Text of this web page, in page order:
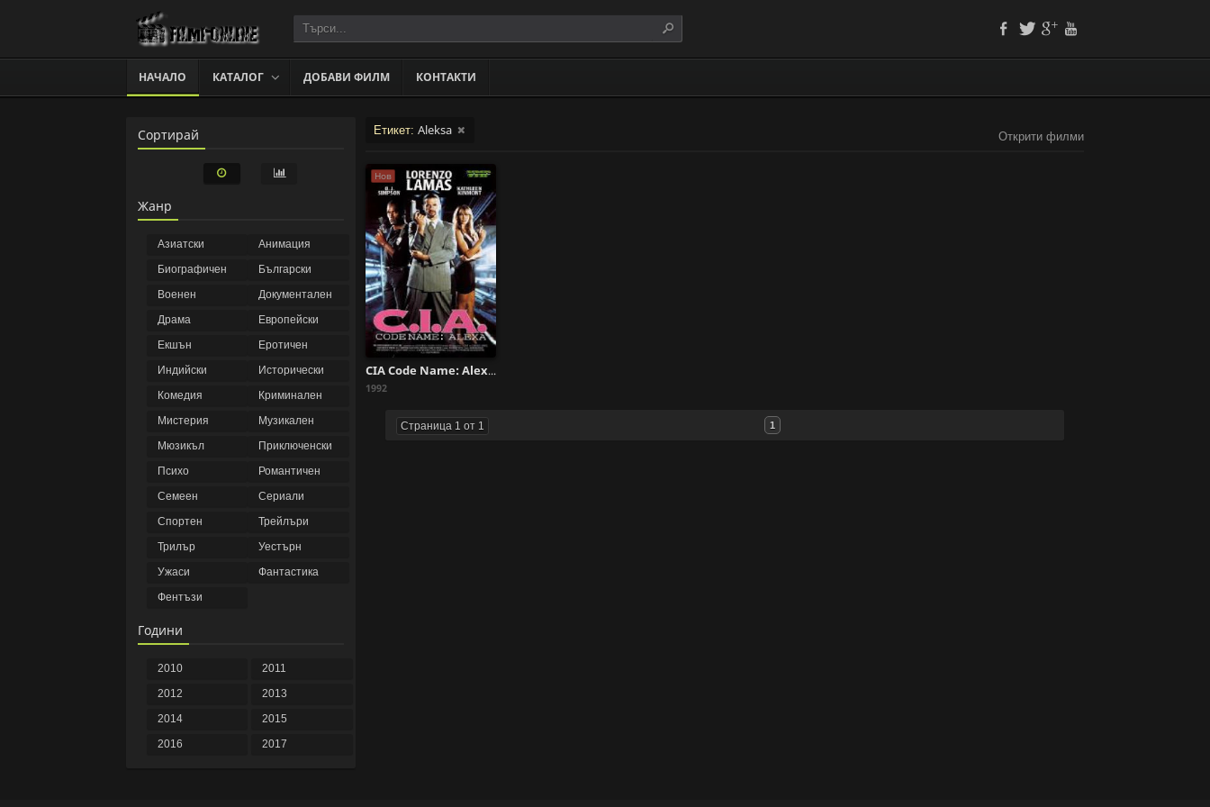
НАЧАЛО КАТАЛОГ ДОБАВИ ФИЛМ КОНТАКТИ
Сортирай
Жанр
Азиатски
Анимация
Биографичен
Български
Военен
Документален
Драма
Европейски
Екшън
Еротичен
Индийски
Исторически
Комедия
Криминален
Мистерия
Музикален
Мюзикъл
Приключенски
Психо
Романтичен
Семеен
Сериали
Спортен
Трейлъри
Трилър
Уестърн
Ужаси
Фантастика
Фентъзи
Години
2010
2011
2012
2013
2014
2015
2016
2017
Етикет: Aleksa Открити филми
Нов
CIA Code Name: Alexa / ЦРУ: Кодово название Алекса
1992
Страница 1 от 1 1